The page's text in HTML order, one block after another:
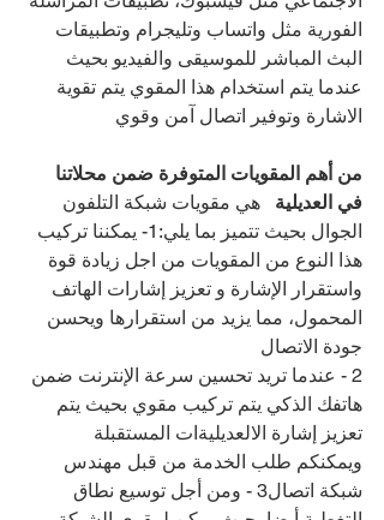
الفورية مثل واتساب وتليجرام وتطبيقات
البث المباشر للموسيقى والفيديو بحيث
عندما يتم استخدام هذا المقوي يتم تقوية
الاشارة وتوفير اتصال آمن وقوي
من أهم المقويات المتوفرة ضمن محلاتنا
في العديلية هي مقويات شبكة التلفون
الجوال بحيث تتميز بما يلي:1- يمكننا تركيب
هذا النوع من المقويات من اجل زيادة قوة
واستقرار الإشارة و تعزيز إشارات الهاتف
المحمول، مما يزيد من استقرارها ويحسن
جودة الاتصال
2 - عندما تريد تحسين سرعة الإنترنت ضمن
هاتفك الذكي يتم تركيب مقوي بحيث يتم
تعزيز إشارة الالعديليةات المستقبلة
ويمكنكم طلب الخدمة من قبل مهندس
شبكة اتصال3 - ومن أجل توسيع نطاق